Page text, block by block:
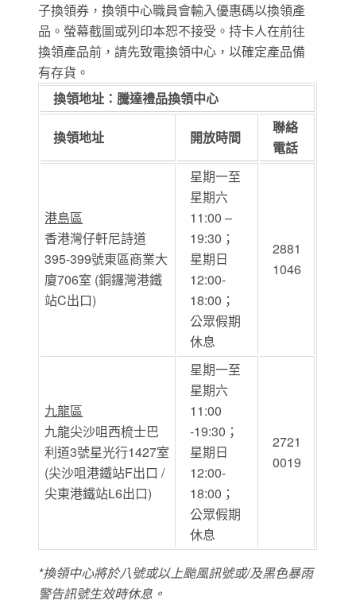
子換領券，換領中心職員會輸入優惠碼以換領產
品。螢幕截圖或列印本恕不接受。持卡人在前往
換領產品前，請先致電換領中心，以確定產品備
有存貨。
換領地址：騰達禮品換領中心
換領地址 開放時間
聯絡
電話
港島區
香港灣仔軒尼詩道
395-399號東區商業大
廈706室 (銅鑼灣港鐵
站C出口)
星期一至
星期六
11:00 –
19:30；
星期日
12:00-
18:00；
公眾假期
休息
2881
1046
九龍區
九龍尖沙咀西梳士巴
利道3號星光行1427室
(尖沙咀港鐵站F出口 /
尖東港鐵站L6出口)
星期一至
星期六
11:00
-19:30；
星期日
12:00-
18:00；
公眾假期
休息
2721
0019
*換領中心將於八號或以上颱風訊號或/及黑色暴雨
警告訊號生效時休息。